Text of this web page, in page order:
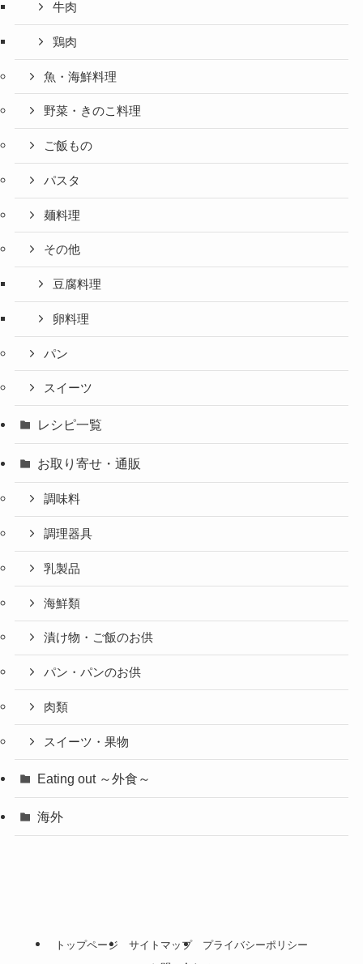
牛肉
鶏肉
魚・海鮮料理
野菜・きのこ料理
ご飯もの
パスタ
麺料理
その他
豆腐料理
卵料理
パン
スイーツ
レシピ一覧
お取り寄せ・通販
調味料
調理器具
乳製品
海鮮類
漬け物・ご飯のお供
パン・パンのお供
肉類
スイーツ・果物
Eating out ～外食～
海外
トップページ サイトマップ
プライバシーポリシー